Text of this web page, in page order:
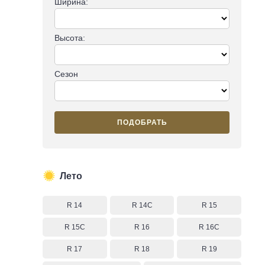
Высота:
Сезон
ПОДОБРАТЬ
Лето
R 14 R 14C R 15
R 15C R 16 R 16C
R 17 R 18 R 19